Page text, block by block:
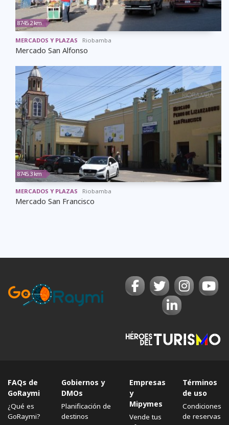
8745.2 km
MERCADOS Y PLAZAS Riobamba
Mercado San Alfonso
8745.3 km
MERCADOS Y PLAZAS Riobamba
Mercado San Francisco
FAQs de
GoRaymi
¿Qué es
GoRaymi?
Gobiernos y
DMOs
Planificación de
destinos
Empresas
y
Mipymes
Vende tus
Términos
de uso
Condiciones
de reservas